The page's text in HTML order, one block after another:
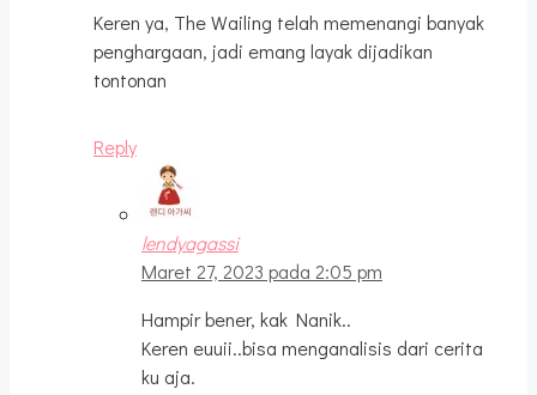
Keren ya, The Wailing telah memenangi banyak
penghargaan, jadi emang layak dijadikan
tontonan
Reply
lendyagassi
Maret 27, 2023 pada 2:05 pm
Hampir bener, kak Nanik..
Keren euuii..bisa menganalisis dari cerita
ku aja.